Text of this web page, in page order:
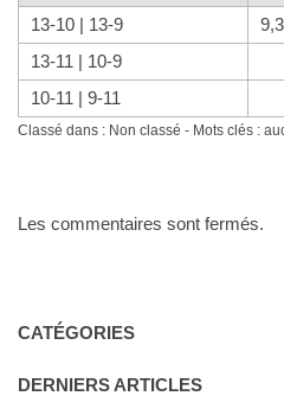
13-10 | 13-9
13-11 | 10-9
10-11 | 9-11
Classé dans : Non classé - Mots clés :
Les commentaires sont fermés.
CATÉGORIES
DERNIERS ARTICLES